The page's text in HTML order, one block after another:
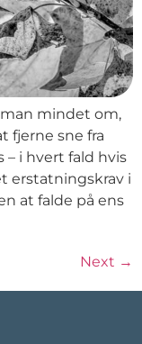
mindet om,
fjerne sne fra
i hvert fald hvis
erstatningskrav i
at falde på ens
Next →